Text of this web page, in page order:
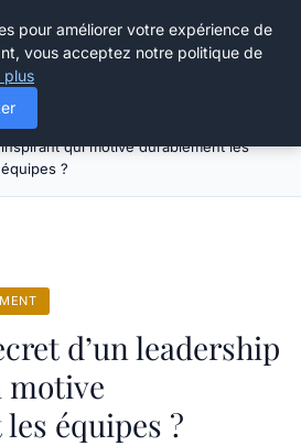
Quel est le secret d’un leadership
inspirant qui motive durablement les
équipes ?
d’un leadership
équipes ?
pour améliorer votre expérience de
vous acceptez notre politique de
plus